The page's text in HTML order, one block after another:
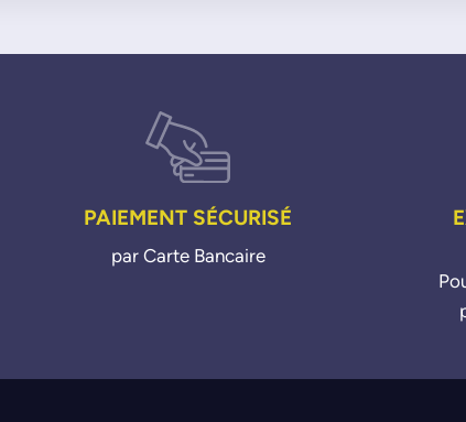
PAIEMENT SÉCURISÉ
par Carte Bancaire